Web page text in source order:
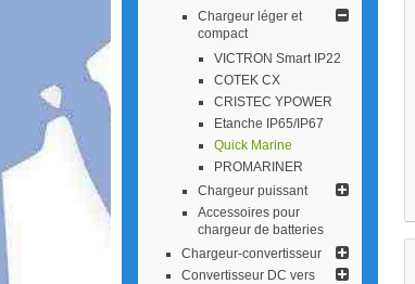
Chargeur léger et
compact
VICTRON Smart IP22
COTEK CX
CRISTEC YPOWER
Etanche IP65/IP67
Quick Marine
PROMARINER
Chargeur puissant
Accessoires pour
chargeur de batteries
Chargeur-conv​ertisseur
Convertisseur DC vers